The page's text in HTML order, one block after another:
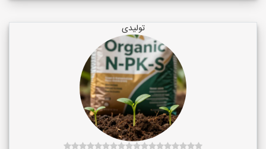
تولیدی